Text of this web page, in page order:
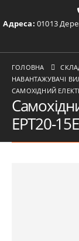
Адреса: 01013
ГОЛОВНА
НАВАНТАЖУВАЧІ
САМОХІДНИЙ
EPT20-